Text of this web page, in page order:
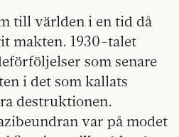
till världen i en tid då
makten. 1930-talet
som senare
i det som kallats
destruktionen.
var på modet